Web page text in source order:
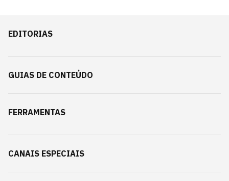
EDITORIAS
GUIAS DE CONTEÚDO
FERRAMENTAS
CANAIS ESPECIAIS